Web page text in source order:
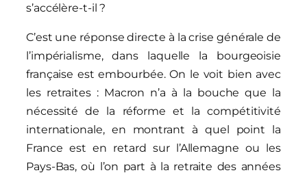
s’accélère-t-il ?
C’est une réponse directe à la crise générale de
l’impérialisme, dans laquelle la bourgeoisie
française est embourbée. On le voit bien avec
les retraites : Macron n’a à la bouche que la
nécessité de la réforme et la compétitivité
internationale, en montrant à quel point la
France est en retard sur l’Allemagne ou les
Pays-Bas, où l’on part à la retraite des années